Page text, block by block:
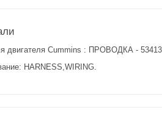
двигателя Cummins : ПРОВОДКА -
HARNESS,WIRING.